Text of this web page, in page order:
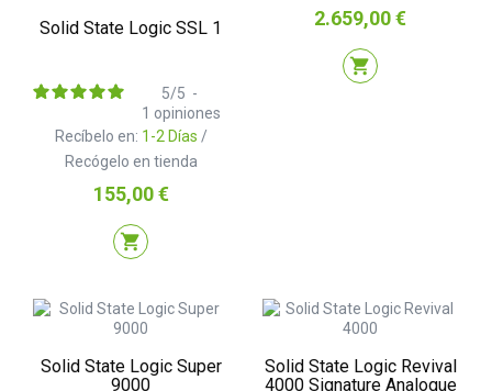
Solid State Logic SSL 1
Recíbelo en: 1-2 Días /
Recógelo en tienda
5/5 -
1 opiniones
Precio
155,00 €
shopping_cart
Precio
2.659,00 €
shopping_cart
Solid State Logic Super
9000
Solid State Logic Revival
4000 Signature Analogue